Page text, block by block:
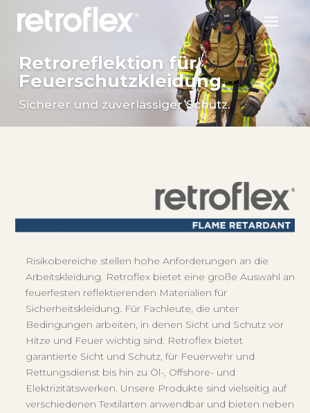
Retroreflektion für
Feuerschutzkleidung.
Sicherer und zuverlässiger Schutz.
Risikobereiche stellen hohe Anforderungen an die
Arbeitskleidung. Retroflex bietet eine große Auswahl an
feuerfesten reflektierenden Materialien für
Sicherheitskleidung. Für Fachleute, die unter
Bedingungen arbeiten, in denen Sicht und Schutz vor
Hitze und Feuer wichtig sind. Retroflex bietet
garantierte Sicht und Schutz, für Feuerwehr und
Rettungsdienst bis hin zu Öl-, Offshore- und
Elektrizitätswerken. Unsere Produkte sind vielseitig auf
verschiedenen Textilarten anwendbar und bieten neben